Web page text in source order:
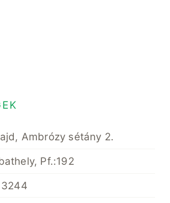
Ambrózy sétány 2.
Pf.:192